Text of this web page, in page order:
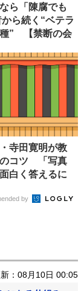
ら「陳腐でも
ら続く“ベテラ
種” 【禁断の会
寺田寛明が教
のコツ 「写真
白く答えるに
by
：08月10日 00:05